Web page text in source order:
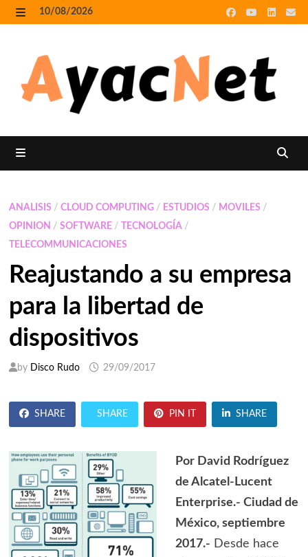
Skip
to
10/08/2026
ANALISIS / CLOUD COMPUTING/ ESTUDIOS / MOVILES /
OPINION / SOFTWARE/ TECNOLOGÍA/
TELECOMMUNICACIONES
Reajustando a su empresa
para la libertad de
dispositivos
by Disco Rudo 29/09/2017
SHARE SHARE PIN IT SHARE
Por David Rodríguez
de Alcatel-Lucent
Enterprise.- Ciudad de
México, septiembre
2017.- Desde hace